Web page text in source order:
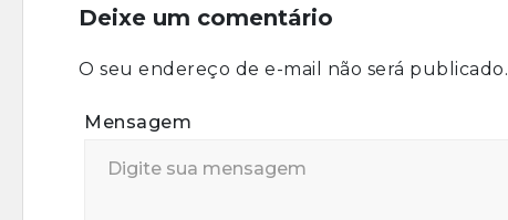
Deixe um comentário
O seu endereço de e-mail não será publicado.
Mensagem